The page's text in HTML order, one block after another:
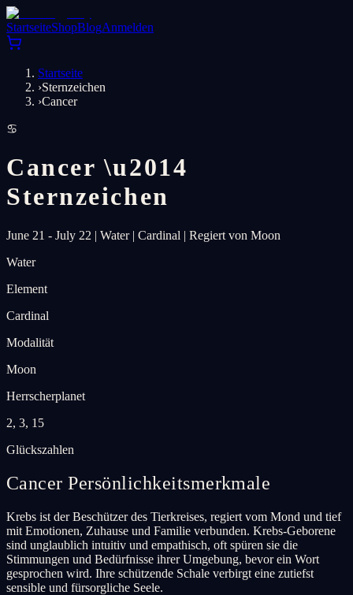
StartseiteShopBlogAnmelden
Startseite
›Sternzeichen
›Cancer
♋
Cancer \u2014
Sternzeichen
June 21 - July 22 | Water| Cardinal | Regiert von Moon
Water
Element
Cardinal
Modalität
Moon
Herrscherplanet
2, 3, 15
Glückszahlen
Cancer Persönlichkeitsmerkmale
Krebs ist der Beschützer des Tierkreises, regiert vom Mond und tief
mit Emotionen, Zuhause und Familie verbunden. Krebs-Geborene
sind unglaublich intuitiv und empathisch, oft spüren sie die
Stimmungen und Bedürfnisse ihrer Umgebung, bevor ein Wort
gesprochen wird. Ihre schützende Schale verbirgt eine zutiefst
sensible und fürsorgliche Seele.